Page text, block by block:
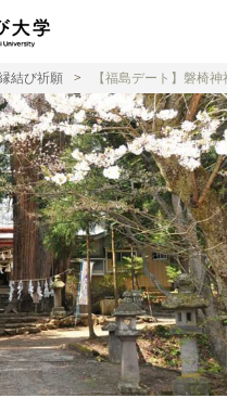
結び祈願 【福島デート】磐椅